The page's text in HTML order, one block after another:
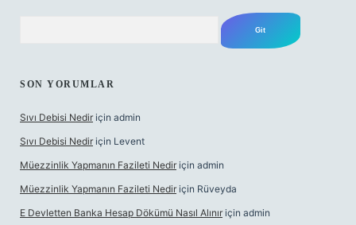
SON YORUMLAR
Sıvı Debisi Nedir için admin
Sıvı Debisi Nedir için Levent
Müezzinlik Yapmanın Fazileti Nedir için admin
Müezzinlik Yapmanın Fazileti Nedir için Rüveyda
E Devletten Banka Hesap Dökümü Nasıl Alınır için admin